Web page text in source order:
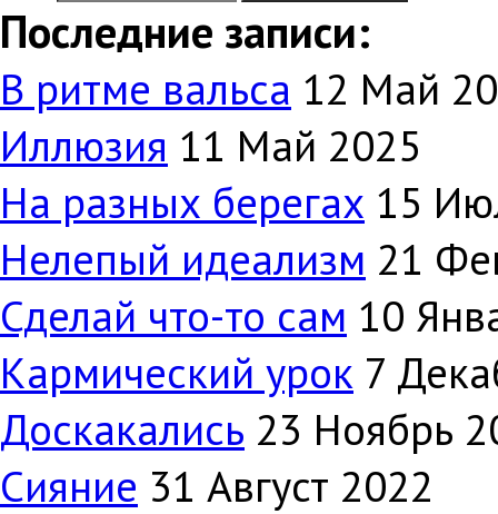
Последние записи:
В ритме вальса 12 Май
Иллюзия 11 Май 2025
На разных берегах 15
Нелепый идеализм 21
Сделай что-то сам 10
Кармический урок 7
Доскакались 23 Ноябрь
Сияние 31 Август 2022